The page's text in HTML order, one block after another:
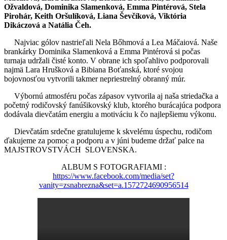
Ožvaldová, Dominika Slamenková, Emma Pintérová, Stela
Pirohár, Keith Oršulíková, Liana Ševčíková, Viktória
Dikáczová a Natália Čeh.
Najviac gólov nastrieľali Nela Bőhmová a Lea Máčaiová. Naše
brankárky Dominika Slamenková a Emma Pintérová si počas
turnaja udržali čisté konto. V obrane ich spoľahlivo podporovali
najmä Lara Hrušková a Bibiana Boťanská, ktoré svojou
bojovnosťou vytvorili takmer nepriestrelný obranný múr.
Výbornú atmosféru počas zápasov vytvorila aj naša striedačka a
početný rodičovský fanúšikovský klub, ktorého burácajúca podpora
dodávala dievčatám energiu a motiváciu k čo najlepšiemu výkonu.
Dievčatám srdečne gratulujeme k skvelému úspechu, rodičom
ďakujeme za pomoc a podporu a v júni budeme držať palce na
MAJSTROVSTVÁCH SLOVENSKA.
ALBUM S FOTOGRAFIAMI :
https://www.facebook.com/media/set?
vanity=zsnabrezna&set=a.1572724690956514